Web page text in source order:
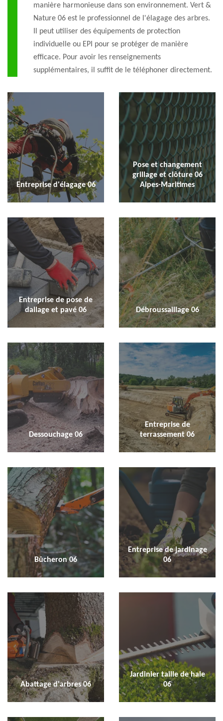
manière harmonieuse dans son environnement. Vert &
Nature 06 est le professionnel de l'élagage des arbres.
Il peut utiliser des équipements de protection
individuelle ou EPI pour se protéger de manière
efficace. Pour avoir les renseignements
supplémentaires, il suffit de le téléphoner directement.
Entreprise d'élagage 06
Pose et changement
grillage et clôture 06
Alpes-Maritimes
Entreprise de pose de
dallage et pavé 06
Débroussaillage 06
Dessouchage 06
Entreprise de
terrassement 06
Bûcheron 06
Entreprise de jardinage
06
Abattage d'arbres 06
Jardinier taille de haie
06